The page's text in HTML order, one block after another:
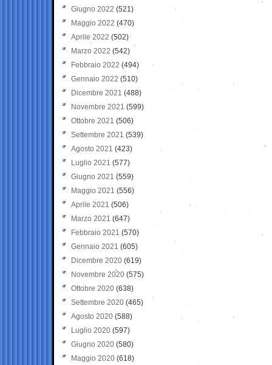
Giugno 2022 (521)
Maggio 2022 (470)
Aprile 2022 (502)
Marzo 2022 (542)
Febbraio 2022 (494)
Gennaio 2022 (510)
Dicembre 2021 (488)
Novembre 2021 (599)
Ottobre 2021 (506)
Settembre 2021 (539)
Agosto 2021 (423)
Luglio 2021 (577)
Giugno 2021(559)
Maggio 2021 (556)
Aprile 2021 (506)
Marzo 2021 (647)
Febbraio 2021 (570)
Gennaio 2021 (605)
Dicembre 2020 (619)
Novembre 2020 (575)
Ottobre 2020 (638)
Settembre 2020(465)
Agosto 2020 (588)
Luglio 2020 (597)
Giugno 2020 (580)
Maggio 2020 (618)